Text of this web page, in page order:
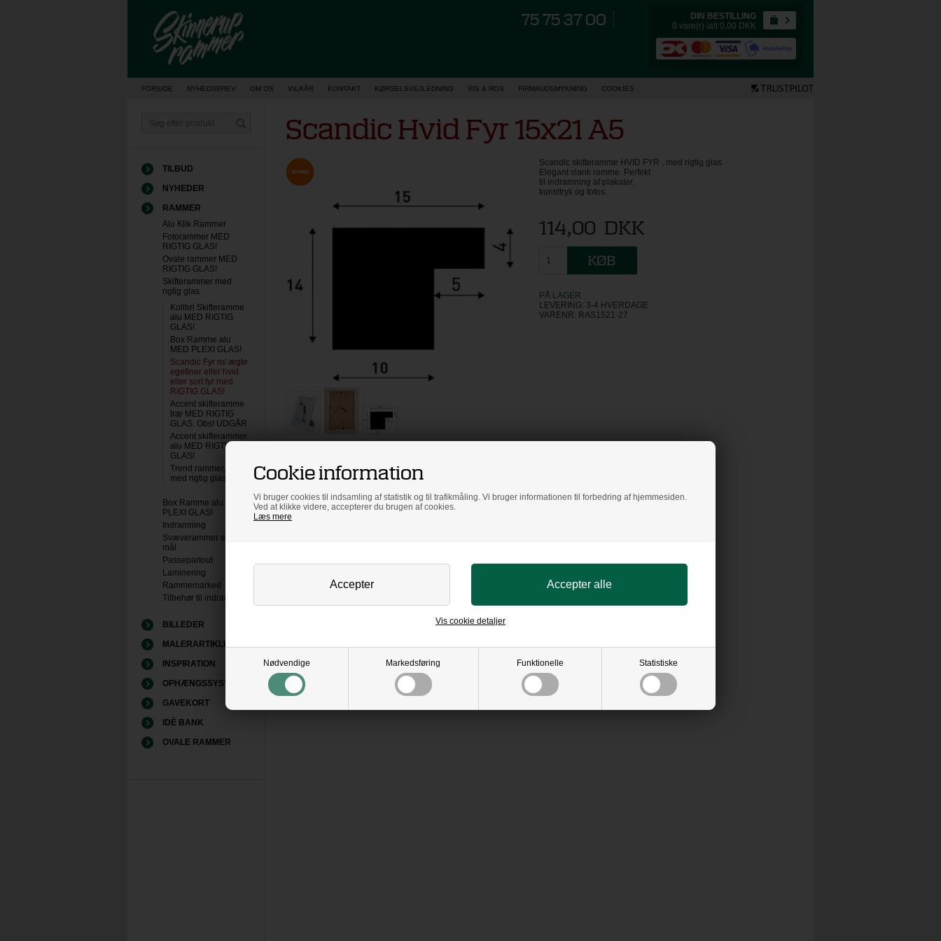
Cookie information
Vi bruger cookies til indsamling af statistik og til trafikmåling. Vi bruger informationen til forbedring af hjemmesiden.
Ved at klikke videre, accepterer du brugen af cookies.
Læs mere
Nødvendige Markedsføring Funktionelle Statistiske
Vis cookie detaljer
75 75 37 00
DIN BESTILLING
0 vare(r) ialt 0,00 DKK
FORSIDE NYHEDSBREV OM OS VILKÅR KONTAKT KØRSELSVEJLEDNING RIS & ROS FIRMAUDSMYKNING COOKIES
TILBUD
NYHEDER
RAMMER
Alu Klik Rammer
Fotorammer MED
RIGTIG GLAS!
Ovale rammer MED
RIGTIG GLAS!
Skifterammer med
rigtig glas
Kolibri Skifteramme
alu MED RIGTIG
GLAS!
Box Ramme alu
MED PLEXI GLAS!
Scandic Fyr m/ ægte
egefiner eller hvid
eller sort fyr med
RIGTIG GLAS!
Accent skifteramme
træ MED RIGTIG
GLAS. Obs! UDGÅR
Accent skifterammer
alu MED RIGTIG
GLAS!
Trend rammer, træ
med rigtig glas
Box Ramme alu MED
PLEXI GLAS!
Indramning
Svæverammer efter
mål
Passepartout
Laminering
Rammemarked
Tilbehør til indramning
BILLEDER
MALERARTIKLER
INSPIRATION
OPHÆNGSSYSTEMER
GAVEKORT
IDÈ BANK
OVALE RAMMER
Scandic Hvid Fyr 15x21 A5
Scandic skifteramme HVID FYR , med rigtig glas.
Elegant slank ramme. Perfekt
til indramning af plakater,
kunsttryk og fotos.
114,00 DKK
PÅ LAGER
LEVERING: 3-4 HVERDAGE
VARENR: RAS1521-27